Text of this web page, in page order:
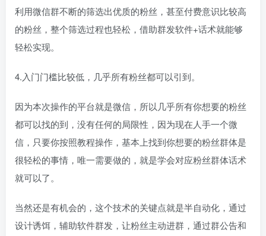
利用微信群不断的筛选出优质的粉丝，甚至付费意识比较高
的粉丝，整个筛选过程也轻松，借助群发软件+话术就能够
轻松实现。
4.入门门槛比较低，几乎所有粉丝都可以引到。
因为本次操作的平台就是微信，所以几乎所有你想要的粉丝
都可以找的到，没有任何的局限性，因为现在人手一个微
信，只要你按照教程操作，基本上找到你想要的粉丝群体是
很轻松的事情，唯一需要做的，就是学会对应粉丝群体话术
就可以了。
当然还是有机会的，这个技术的关键点就是半自动化，通过
设计诱饵，辅助软件群发，让粉丝主动进群，通过群公告和